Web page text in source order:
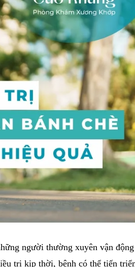
người thường xuyên vận động
trị kịp thời, bệnh có thể tiến